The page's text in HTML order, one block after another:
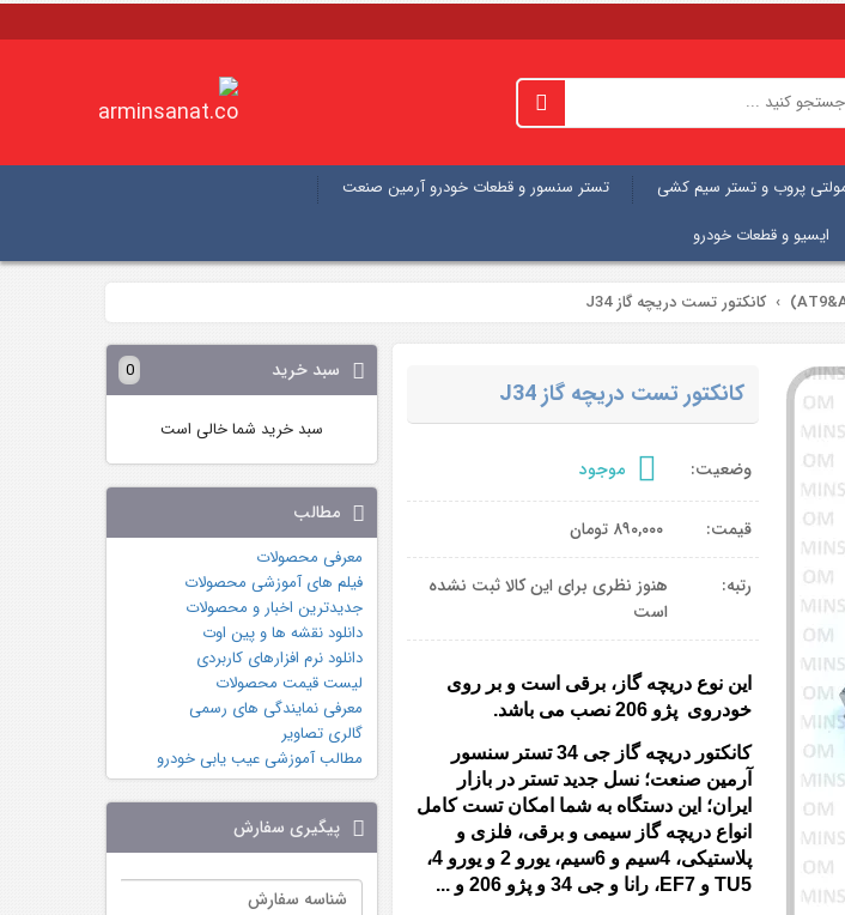
پروب و تستر سیم کشی
تستر سنسور و قطعات خودرو آرمین صنعت
ایسیو و قطعات خودرو
کانکتور تست دریچه گاز J34
سبد خرید 0
سبد خرید شما خالی است
مطالب
معرفی محصولات
فیلم های آموزشی محصولات
جدیدترین اخبار و محصولات
دانلود نقشه ها و پین اوت
دانلود نرم افزارهای کاربردی
لیست قیمت محصولات
معرفی نمایندگی های رسمی
گالری تصاویر
مطالب آموزشی عیب یابی خودرو
پیگیری سفارش
کانکتور تست دریچه گاز J34
وضعیت: موجود
قیمت: ۸۹۰,۰۰۰ تومان
رتبه:
هنوز نظری برای این کالا ثبت نشده
است
این نوع دریچه گاز، برقی است و بر روی
خودروی پژو 206 نصب می باشد.
کانکتور دریچه گاز جی 34 تستر سنسور
آرمین صنعت؛ نسل جدید تستر در بازار
ایران؛ این دستگاه به شما امکان تست کامل
انواع دریچه گاز سیمی و برقی، فلزی و
پلاستیکی، 4سیم و 6سیم، یورو 2 و یورو 4،
TU5 و EF7، رانا و جی 34 و پژو 206 و ...